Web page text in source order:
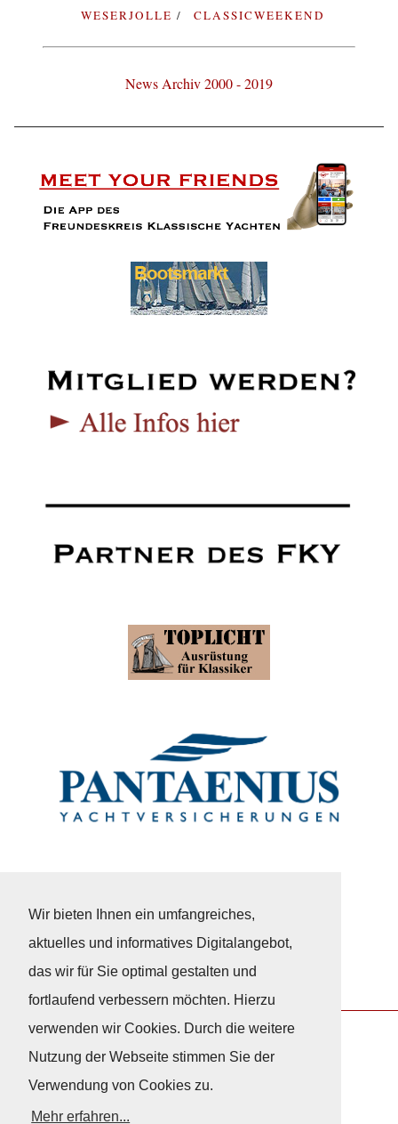
Wir bieten Ihnen ein umfangreiches,
aktuelles und informatives Digitalangebot,
das wir für Sie optimal gestalten und
fortlaufend verbessern möchten. Hierzu
verwenden wir Cookies. Durch die weitere
Nutzung der Webseite stimmen Sie der
Verwendung von Cookies zu.
Mehr erfahren...
WESERJOLLE
CLASSICWEEKEND
News Archiv 2000 - 2019